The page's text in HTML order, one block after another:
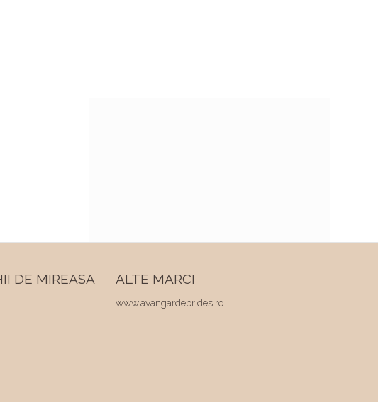
DE MIREASA ALTE MARCI
www.avangardebrides.ro